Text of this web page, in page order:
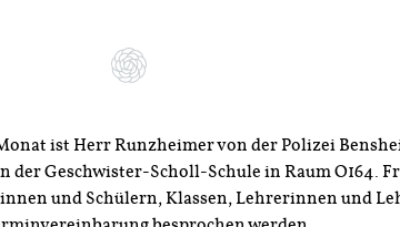
ist Herr Runzheimer von der Polizei
der Geschwister-Scholl-Schule in Raum O164.
und Schülern, Klassen, Lehrerinnen und